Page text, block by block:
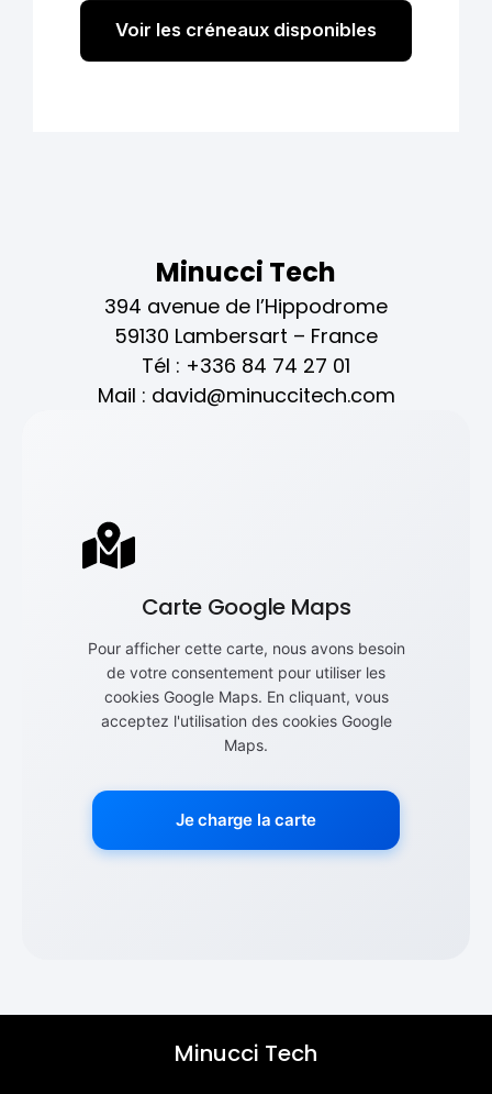
Voir les créneaux disponibles
Minucci Tech
394 avenue de l’Hippodrome
59130 Lambersart – France
Tél : +336 84 74 27 01
Mail : david@minuccitech.com
Carte Google Maps
Pour afficher cette carte, nous avons besoin
de votre consentement pour utiliser les
cookies Google Maps. En cliquant, vous
acceptez l'utilisation des cookies Google
Maps.
Je charge la carte
Minucci Tech